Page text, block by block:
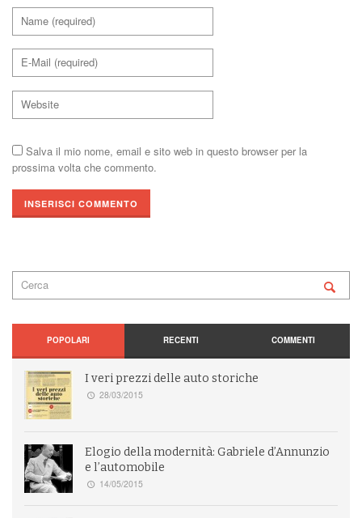
Salva il mio nome, email e sito web in questo browser per la
prossima volta che commento.
POPOLARI RECENTI COMMENTI
I veri prezzi delle auto storiche
28/03/2015
Elogio della modernità: Gabriele d’Annunzio
e l’automobile
14/05/2015